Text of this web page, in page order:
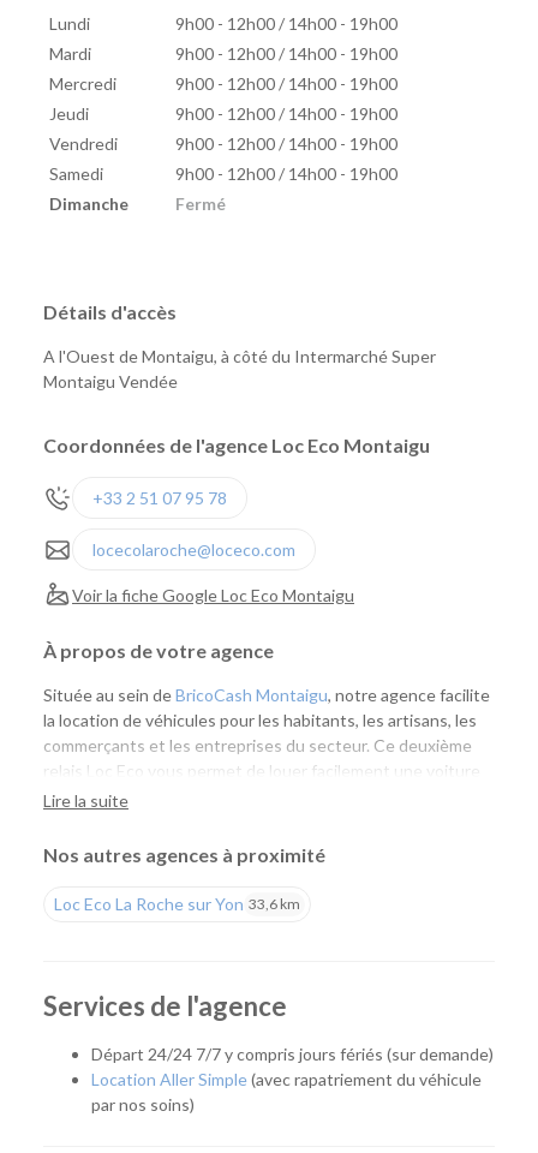
Lundi
9h00 - 12h00 / 14h00 - 19h00
Mardi
9h00 - 12h00 / 14h00 - 19h00
Mercredi
9h00 - 12h00 / 14h00 - 19h00
Jeudi
9h00 - 12h00 / 14h00 - 19h00
Vendredi
9h00 - 12h00 / 14h00 - 19h00
Samedi
9h00 - 12h00 / 14h00 - 19h00
Dimanche
Fermé
Détails d'accès
A l'Ouest de Montaigu, à côté du Intermarché Super
Montaigu Vendée
Coordonnées de l'agence Loc Eco Montaigu
+33 2 51 07 95 78
locecolaroche@loceco.com
Voir la fiche Google Loc Eco Montaigu
À propos de votre agence
Située au sein deBricoCash Montaigu, notre agence facilite
la location de véhicules pour les habitants, les artisans, les
commerçants et les entreprises du secteur. Ce deuxième
relais Loc Eco vous permet de louer facilement une voiture
ou un utilitaire à proximité de chez vous, tout en profitant
véhicules.
déplacement professionnel, notre agence vous accompagne
avec une solution adaptée. Grâce à son implantation au sein
près de vos achats ou de votre chantier, pour un gain de
temps appréciable.
Lire la suite
Nos autres agences à proximité
Loc Eco La Roche sur Yon 33,6 km
Services de l'agence
Départ 24/24 7/7 y compris jours fériés (sur demande)
Location Aller Simple(avec rapatriement du véhicule
par nos soins)